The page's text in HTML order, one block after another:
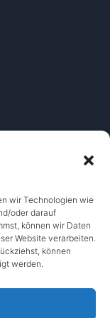
wir Technologien wie
oder darauf
können wir Daten
Website verarbeiten.
können
werden.